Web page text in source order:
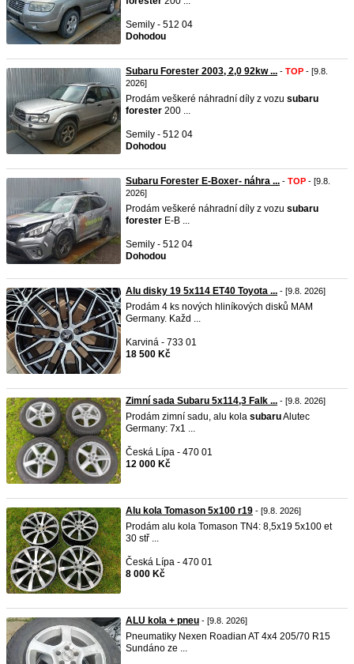
Semily - 512 04
Dohodou
Subaru Forester 2003, 2,0 92kw ... - TOP - [9.8.
2026]
Prodám veškeré náhradní díly z vozu subaru
forester 200 ...
Semily - 512 04
Dohodou
Subaru Forester E-Boxer- náhra ... - TOP - [9.8.
2026]
Prodám veškeré náhradní díly z vozu subaru
forester E-B ...
Semily - 512 04
Dohodou
Alu disky 19 5x114 ET40 Toyota ... - [9.8. 2026]
Prodám 4 ks nových hliníkových disků MAM
Germany. Každ ...
Karviná - 733 01
18 500 Kč
Zimní sada Subaru 5x114,3 Falk ... - [9.8. 2026]
Prodám zimní sadu, alu kola subaruAlutec
Germany: 7x1 ...
Česká Lípa - 470 01
12 000 Kč
Alu kola Tomason 5x100 r19 - [9.8. 2026]
Prodám alu kola Tomason TN4: 8,5x19 5x100 et
30 stř ...
Česká Lípa - 470 01
8 000 Kč
ALU kola + pneu - [9.8. 2026]
Pneumatiky Nexen Roadian AT 4x4 205/70 R15
Sundáno ze ...